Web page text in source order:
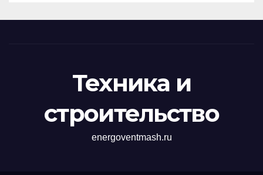
Техника и
строительство
energoventmash.ru